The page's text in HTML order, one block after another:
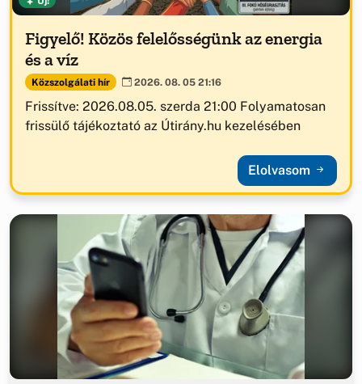
Figyelő! Közös felelősségünk az energia
és a víz
Közszolgálati hír 2026. 08. 05 21:16
Frissítve: 2026.08.05. szerda 21:00 Folyamatosan
frissülő tájékoztató az Útirány.hu kezelésében
Elolvasom